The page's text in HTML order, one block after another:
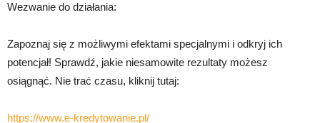
Wezwanie do działania:
Zapoznaj się z możliwymi efektami specjalnymi i odkryj ich
potencjał! Sprawdź, jakie niesamowite rezultaty możesz
osiągnąć. Nie trać czasu, kliknij tutaj:
https://www.e-kredytowanie.pl/